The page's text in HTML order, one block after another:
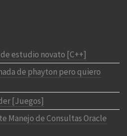
estudio novato [C++]
de phayton pero quiero
[Juegos]
Manejo de Consultas Oracle